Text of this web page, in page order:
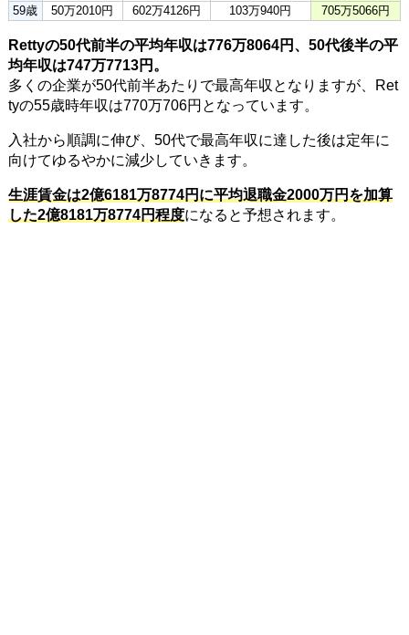
59歳
50万2010円 602万4126円 103万940円 705万5066円
Rettyの50代前半の平均年収は776万8064円、50代後半の平
均年収は747万7713円。
多くの企業が50代前半あたりで最高年収となりますが、Ret
tyの55歳時年収は770万706円となっています。
入社から順調に伸び、50代で最高年収に達した後は定年に
向けてゆるやかに減少していきます。
生涯賃金は2億6181万8774円に平均退職金2000万円を加算
した2億8181万8774円程度になると予想されます。